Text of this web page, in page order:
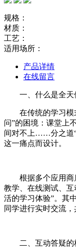
规格：
材质：
工艺：
适用场所：
产品详情
在线留言
一、什么是全
在传统的学习
问”的困境：课堂上
间对不上……分之道
这一痛点而设计。
根据多个应用商
教学、在线测试、
活的学习体验”。其
同学进行实时交流，
二、互动答疑